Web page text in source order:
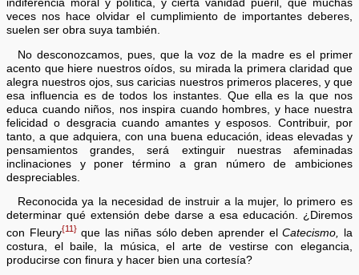
indiferencia moral y política, y cierta vanidad pueril, que muchas
veces nos hace olvidar el cumplimiento de importantes deberes,
suelen ser obra suya también.
No desconozcamos, pues, que la voz de la madre es el primer
acento que hiere nuestros oídos, su mirada la primera claridad que
alegra nuestros ojos, sus caricias nuestros primeros placeres, y que
esa influencia es de todos los instantes. Que ella es la que nos
educa cuando niños, nos inspira cuando hombres, y hace nuestra
felicidad o desgracia cuando amantes y esposos. Contribuir, por
tanto, a que adquiera, con una buena educación, ideas elevadas y
pensamientos grandes, será extinguir nuestras afeminadas
inclinaciones y poner término a gran número de ambiciones
despreciables.
Reconocida ya la necesidad de instruir a la mujer, lo primero es
determinar qué extensión debe darse a esa educación. ¿Diremos
con Fleury{11}que las niñas sólo deben aprender elCatecismo,
la
costura, el baile, la música, el arte de vestirse con elegancia,
producirse con finura y hacer bien una cortesía?